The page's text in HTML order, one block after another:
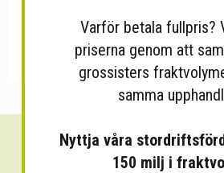
Sänk dina
Varför betala fullpris?
priserna genom att
grossisters
samma
Nyttja våra
150 milj i